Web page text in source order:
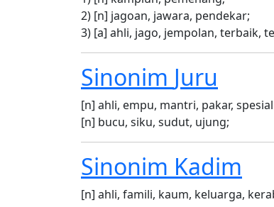
2) [n] jagoan, jawara, pendekar;
3) [a] ahli, jago, jempolan, terbaik,
Sinonim Juru
[n] ahli, empu, mantri, pakar,
[n] bucu, siku, sudut, ujung;
Sinonim Kadim
[n] ahli, famili, kaum, keluarga,